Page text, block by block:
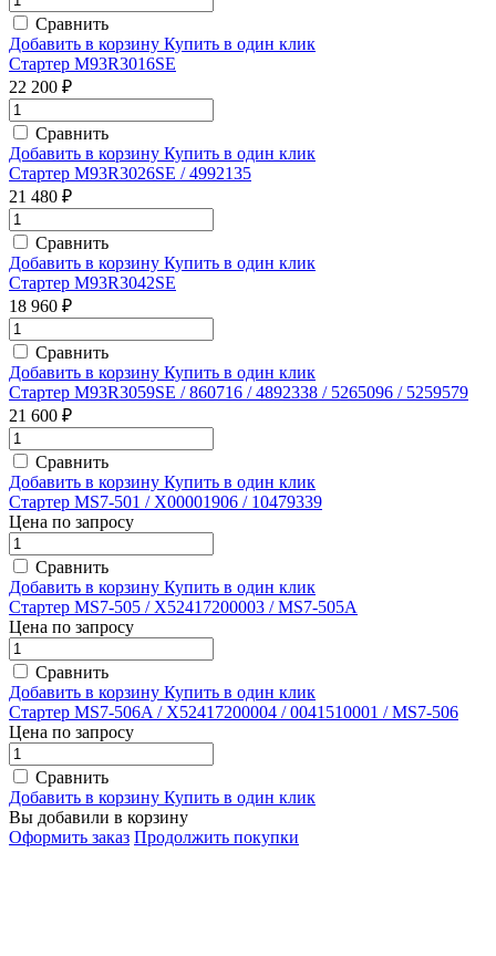
Сравнить
Добавить в корзину Купить в один клик
Стартер M93R3016SE
22 200 ₽
Сравнить
Добавить в корзину Купить в один клик
Стартер M93R3026SE / 4992135
21 480 ₽
Сравнить
Добавить в корзину Купить в один клик
Стартер M93R3042SE
18 960 ₽
Сравнить
Добавить в корзину Купить в один клик
Стартер M93R3059SE / 860716 / 4892338 / 5265096 / 5259579
21 600 ₽
Сравнить
Добавить в корзину Купить в один клик
Стартер MS7-501 / X00001906 / 10479339
Цена по запросу
Сравнить
Добавить в корзину Купить в один клик
Стартер MS7-505 / X52417200003 / MS7-505A
Цена по запросу
Сравнить
Добавить в корзину Купить в один клик
Стартер MS7-506A / X52417200004 / 0041510001 / MS7-506
Цена по запросу
Сравнить
Добавить в корзину Купить в один клик
Вы добавили в корзину
Оформить заказ Продолжить покупки